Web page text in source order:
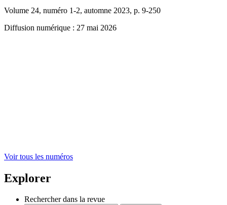
Volume 24, numéro 1-2, automne 2023, p. 9-250
Diffusion numérique : 27 mai 2026
Voir tous les numéros
Explorer
Rechercher dans la revue